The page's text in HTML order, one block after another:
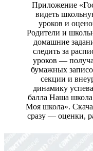
Приложение
видеть
уроков и
Родители и
домашние
следить за
уроков —
бумажных
секции и
динамику
балла Наша
Моя школа».
сразу — оценки,